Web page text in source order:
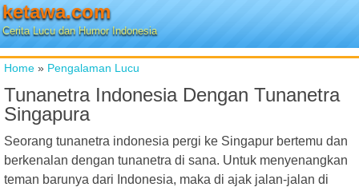
ketawa.com
Cerita Lucu dan Humor Indonesia
Home » Pengalaman Lucu
Tunanetra Indonesia Dengan Tunanetra
Singapura
Seorang tunanetra indonesia pergi ke Singapur bertemu dan
berkenalan dengan tunanetra di sana. Untuk menyenangkan
teman barunya dari Indonesia, maka di ajak jalan-jalan di